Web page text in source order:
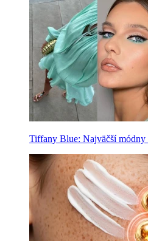
Tiffany Blue: Najväčší